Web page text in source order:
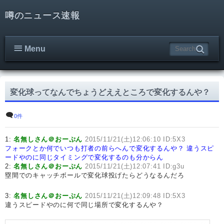
噂のニュース速報
Menu
変化球ってなんでちょうどええところで変化するんや？
0件
1:名無しさん＠おーぷん 2015/11/21(土)12:06:10 ID:5X3
フォークとか何でいつも打者の前らへんで変化するんや？ 違うスピ
ードやのに同じタイミングで変化するのも分からん
2:名無しさん＠おーぷん 2015/11/21(土)12:07:41 ID:g3u
塁間でのキャッチボールで変化球投げたらどうなるんだろ
3:名無しさん＠おーぷん 2015/11/21(土)12:09:48 ID:5X3
違うスピードやのに何で同じ場所で変化するんや？